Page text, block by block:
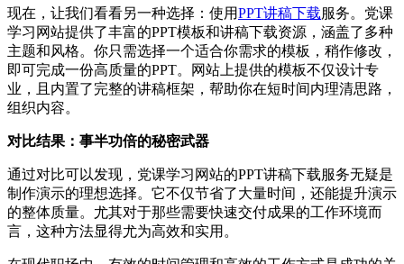
现在，让我们看看另一种选择：使用PPT讲稿下载服务。党课
学习网站提供了丰富的PPT模板和讲稿下载资源，涵盖了多种
主题和风格。你只需选择一个适合你需求的模板，稍作修改，
即可完成一份高质量的PPT。网站上提供的模板不仅设计专
业，且内置了完整的讲稿框架，帮助你在短时间内理清思路，
组织内容。
对比结果：事半功倍的秘密武器
通过对比可以发现，党课学习网站的PPT讲稿下载服务无疑是
制作演示的理想选择。它不仅节省了大量时间，还能提升演示
的整体质量。尤其对于那些需要快速交付成果的工作环境而
言，这种方法显得尤为高效和实用。